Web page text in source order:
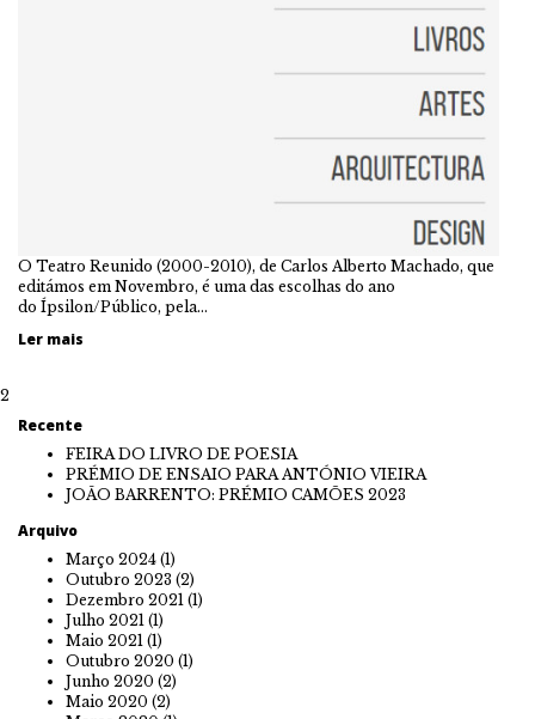
O Teatro Reunido (2000-2010), de Carlos Alberto Machado, que
editámos em Novembro, é uma das escolhas do ano
do Ípsilon/Público, pela…
Ler mais
2
Recente
FEIRA DO LIVRO DE POESIA
PRÉMIO DE ENSAIO PARA ANTÓNIO VIEIRA
JOÃO BARRENTO: PRÉMIO CAMÕES 2023
Arquivo
Março 2024 (1)
Outubro 2023 (2)
Dezembro 2021 (1)
Julho 2021 (1)
Maio 2021 (1)
Outubro 2020 (1)
Junho 2020 (2)
Maio 2020 (2)